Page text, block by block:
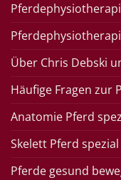
Über Chris Debski
Häufige Fragen zur
Anatomie Pferd
Skelett Pferd spezial
Pferde gesund